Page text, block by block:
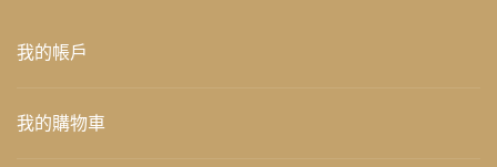
我的帳戶
我的購物車